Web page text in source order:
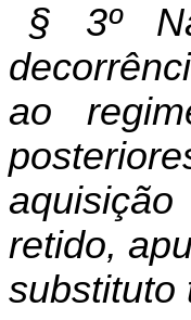
§ 3º
ao
retido,
substituto